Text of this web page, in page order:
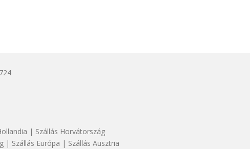
| Szállás Horvátország
| Szállás Európa | Szállás Ausztria